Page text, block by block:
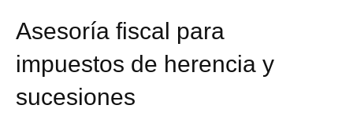
Asesoría fiscal para
impuestos de herencia y
sucesiones